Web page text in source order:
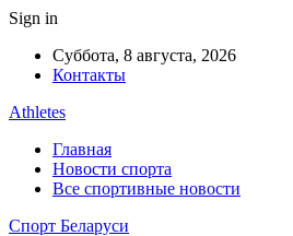
Sign in
Суббота, 8 августа, 2026
Контакты
Athletes
Главная
Новости спорта
Все спортивные новости
Спорт Беларуси